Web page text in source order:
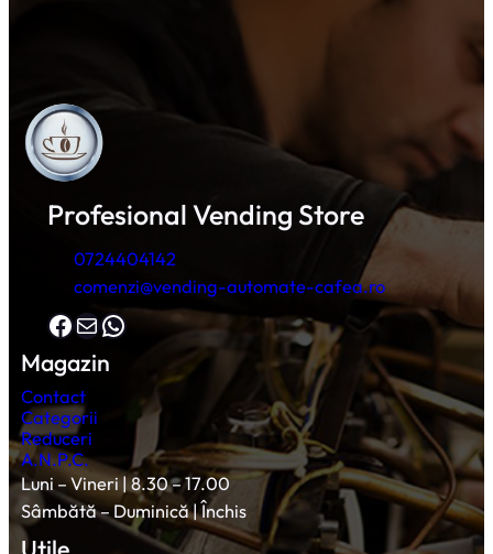
Profesional Vending Store
0724404142
comenzi@vending-automate-cafea.ro
Facebook Mail WhatsApp
Magazin
Contact
Categorii
Reduceri
A.N.P.C.
Luni – Vineri | 8.30 – 17.00
Sâmbătă – Duminică | Închis